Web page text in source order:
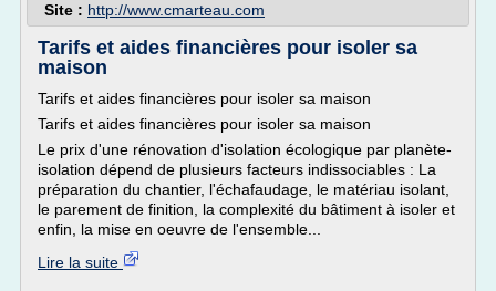
Site : http://www.cmarteau.com
Tarifs et aides financières pour isoler sa
maison
Tarifs et aides financières pour isoler sa maison
Tarifs et aides financières pour isoler sa maison
Le prix d'une rénovation d'isolation écologique par planète-
isolation dépend de plusieurs facteurs indissociables : La
préparation du chantier, l'échafaudage, le matériau isolant,
le parement de finition, la complexité du bâtiment à isoler et
enfin, la mise en oeuvre de l'ensemble...
Lire la suite